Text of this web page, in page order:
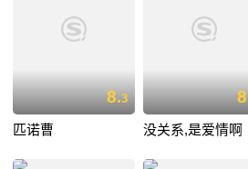
8.3
匹诺曹 没关系,是爱情啊